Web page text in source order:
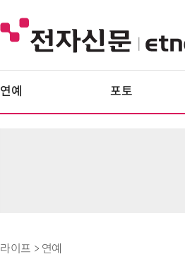
연예 포토
라이프 > 연예